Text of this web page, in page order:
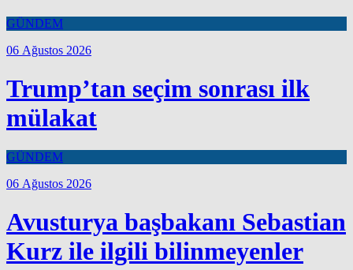
GÜNDEM
06 Ağustos 2026
Trump’tan seçim sonrası ilk
mülakat
GÜNDEM
06 Ağustos 2026
Avusturya başbakanı Sebastian
Kurz ile ilgili bilinmeyenler